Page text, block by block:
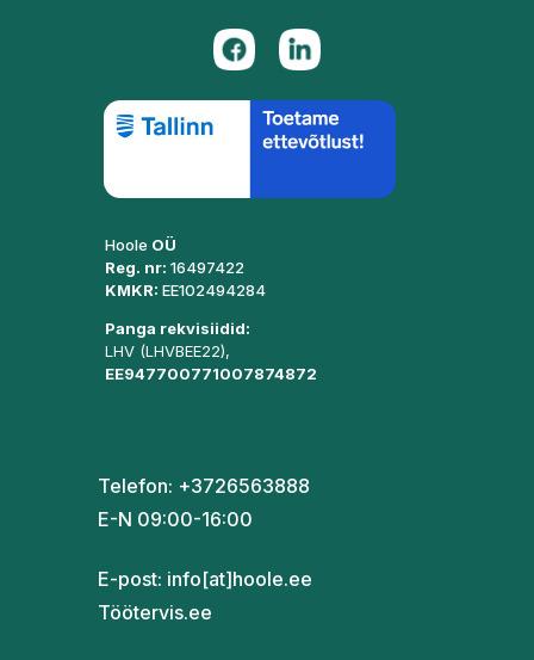
Hoole OÜ
Reg. nr: 16497422
KMKR: EE102494284
Panga rekvisiidid:
LHV (LHVBEE22),
EE947700771007874872
Telefon: +3726563888
E-N 09:00-16:00
E-post: info[at]hoole.ee
Töötervis.ee